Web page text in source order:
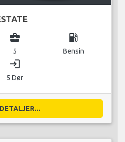
business_center
5
local_gas_station
Bensin
login
5 Dør